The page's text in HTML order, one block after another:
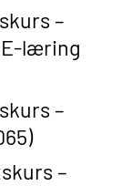
–
E-læring
–
–